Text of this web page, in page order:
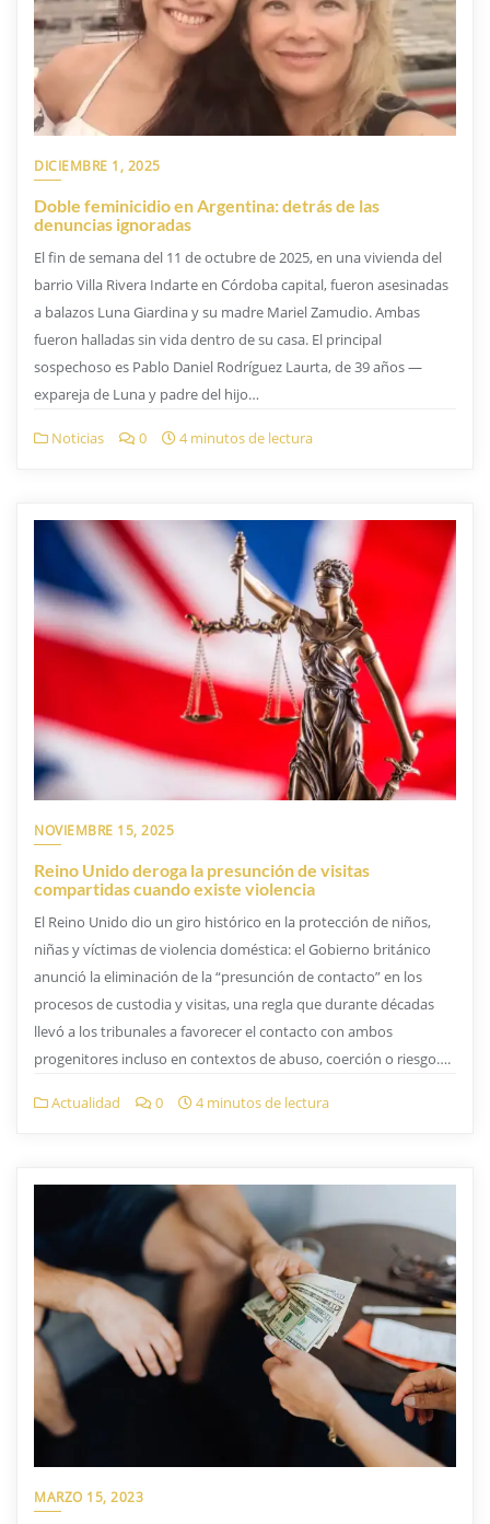
DICIEMBRE 1, 2025
Doble feminicidio en Argentina: detrás de las
denuncias ignoradas
El fin de semana del 11 de octubre de 2025, en una vivienda del
barrio Villa Rivera Indarte en Córdoba capital, fueron asesinadas
a balazos Luna Giardina y su madre Mariel Zamudio. Ambas
fueron halladas sin vida dentro de su casa. El principal
sospechoso es Pablo Daniel Rodríguez Laurta, de 39 años —
expareja de Luna y padre del hijo…
Noticias 0 4 minutos de lectura
NOVIEMBRE 15, 2025
Reino Unido deroga la presunción de visitas
compartidas cuando existe violencia
El Reino Unido dio un giro histórico en la protección de niños,
niñas y víctimas de violencia doméstica: el Gobierno británico
anunció la eliminación de la “presunción de contacto” en los
procesos de custodia y visitas, una regla que durante décadas
llevó a los tribunales a favorecer el contacto con ambos
progenitores incluso en contextos de abuso, coerción o riesgo….
Actualidad 0 4 minutos de lectura
MARZO 15, 2023